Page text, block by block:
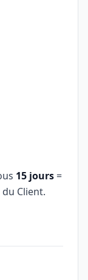
15 jours =
Client.